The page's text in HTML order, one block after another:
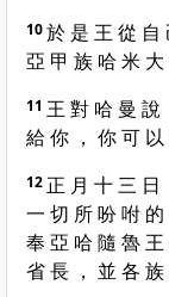
10於 是 王 從 自
亞 甲 族 哈 米 大
11 王 對 哈 曼 說
給 你 ， 你 可 以
12 正 月 十 三 日
一 切 所 吩 咐 的
奉 亞 哈 隨 魯
省 長 ， 並 各 族